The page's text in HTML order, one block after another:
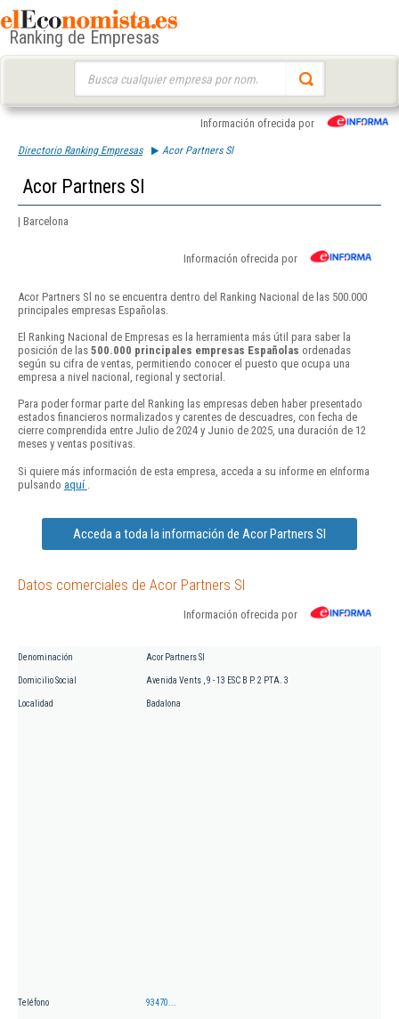
Ranking de Empresas
Información ofrecida por
Directorio Ranking Empresas Acor Partners Sl
Acor Partners Sl
| Barcelona
Información ofrecida por
Acor Partners Sl no se encuentra dentro del Ranking Nacional de las 500.000
principales empresas Españolas.
El Ranking Nacional de Empresas es la herramienta más útil para saber la
posición de las 500.000 principales empresas Españolas ordenadas
según su cifra de ventas, permitiendo conocer el puesto que ocupa una
empresa a nivel nacional, regional y sectorial.
Para poder formar parte del Ranking las empresas deben haber presentado
estados financieros normalizados y carentes de descuadres, con fecha de
cierre comprendida entre Julio de 2024 y Junio de 2025, una duración de 12
meses y ventas positivas.
Si quiere más información de esta empresa, acceda a su informe en eInforma
pulsando aquí
Acceda a toda la información de Acor Partners Sl
Datos comerciales de Acor Partners Sl
Información ofrecida por
Denominación Acor Partners Sl
Domicilio Social Avenida Vents , 9 - 13 ESC B P. 2 PTA. 3
Localidad Badalona
Teléfono 93470...